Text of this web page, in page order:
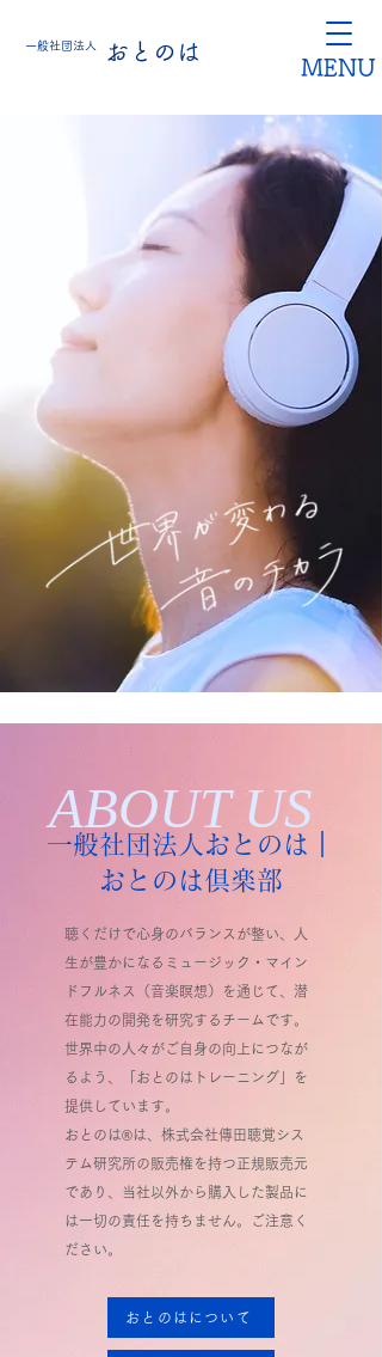
一般社団法人 おとのは
MENU
ABOUT US
一般社団法人おとのは
おとのは倶楽部
聴くだけで心身のバランスが整い、人
生が豊かになるミュージック・マイン
ドフルネス（音楽瞑想）を通じて、潜
在能力の開発を研究するチームです。
世界中の人々がご自身の向上につなが
るよう、「おとのはトレーニング」を
提供しています。
​おとのは®は、株式会社傳田聴覚シス
テム研究所の販売権を持つ正規販売元
であり、当社以外から購入した製品に
は一切の責任を持ちません。ご注意く
ださい。
おとのはについて